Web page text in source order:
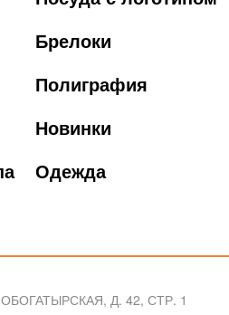
Брелоки
Полиграфия
Новинки
Одежда
Д. 42, СТР. 1